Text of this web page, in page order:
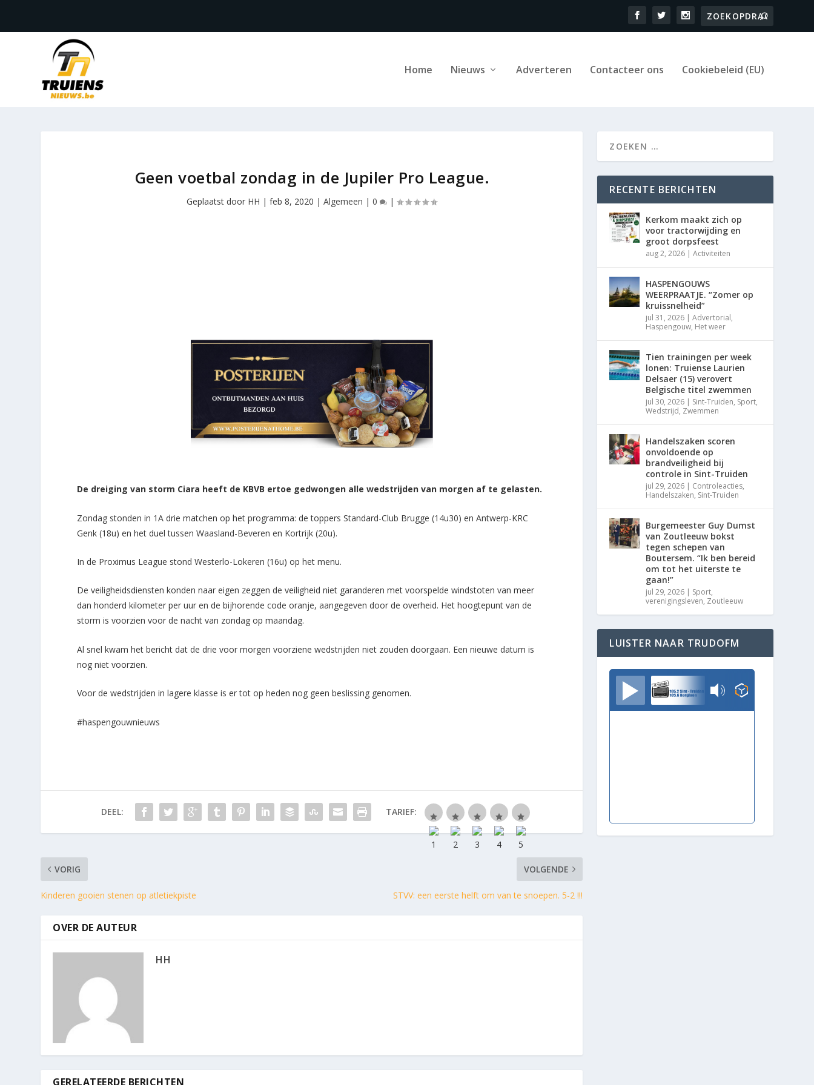
Home Nieuws Adverteren Contacteer ons Cookiebeleid (EU)
Geen voetbal zondag in de Jupiler Pro League.
Geplaatst door HH |feb 8, 2020 |Algemeen |0 |
De dreiging van storm Ciara heeft de KBVB ertoe gedwongen alle wedstrijden van morgen af te gelasten.
Zondag stonden in 1A drie matchen op het programma: de toppers Standard-Club Brugge (14u30) en Antwerp-KRC
Genk (18u) en het duel tussen Waasland-Beveren en Kortrijk (20u).
In de Proximus League stond Westerlo-Lokeren (16u) op het menu.
De veiligheidsdiensten konden naar eigen zeggen de veiligheid niet garanderen met voorspelde windstoten van meer
dan honderd kilometer per uur en de bijhorende code oranje, aangegeven door de overheid. Het hoogtepunt van de
storm is voorzien voor de nacht van zondag op maandag.
Al snel kwam het bericht dat de drie voor morgen voorziene wedstrijden niet zouden doorgaan. Een nieuwe datum is
nog niet voorzien.
Voor de wedstrijden in lagere klasse is er tot op heden nog geen beslissing genomen.
#haspengouwnieuws
DEEL: TARIEF:
VORIG
Kinderen gooien stenen op atletiekpiste
VOLGENDE
STVV: een eerste helft om van te snoepen. 5-2 !!!
OVER DE AUTEUR
HH
GERELATEERDE BERICHTEN
RECENTE BERICHTEN
Kerkom maakt zich op
voor tractorwijding en
groot dorpsfeest
aug 2, 2026 |Activiteiten
HASPENGOUWS
WEERPRAATJE. “Zomer op
kruissnelheid”
jul 31, 2026 |Advertorial,
Haspengouw, Het weer
Tien trainingen per week
lonen: Truiense Laurien
Delsaer (15) verovert
Belgische titel zwemmen
jul 30, 2026 | Sint-Truiden, Sport,
Wedstrijd, Zwemmen
Handelszaken scoren
onvoldoende op
brandveiligheid bij
controle in Sint-Truiden
jul 29, 2026 | Controleacties,
Handelszaken, Sint-Truiden
Burgemeester Guy Dumst
van Zoutleeuw bokst
tegen schepen van
Boutersem. “Ik ben bereid
om tot het uiterste te
gaan!”
jul 29, 2026 | Sport,
verenigingsleven, Zoutleeuw
LUISTER NAAR TRUDOFM
TrudoFM